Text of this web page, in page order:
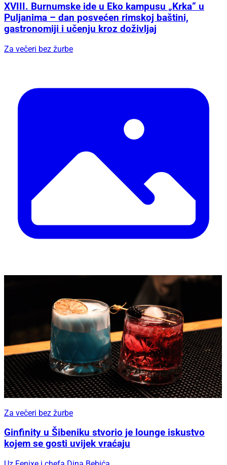
XVIII. Burnumske ide u Eko kampusu „Krka“ u
Puljanima – dan posvećen rimskoj baštini,
gastronomiji i učenju kroz doživljaj
Za večeri bez žurbe
Za večeri bez žurbe
Ginfinity u Šibeniku stvorio je lounge iskustvo
kojem se gosti uvijek vraćaju